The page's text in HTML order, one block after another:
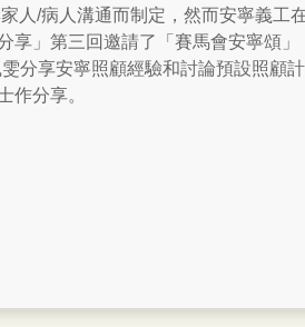
人/病人溝通而制定，然而安寧義工
享」第三回邀請了「賽馬會安寧頌
分享安寧照顧經驗和討論預設照顧
作分享。